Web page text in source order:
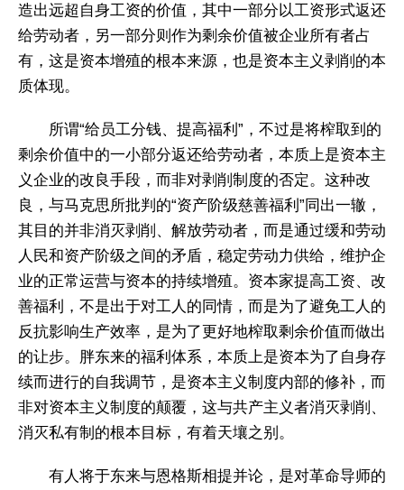
造出远超自身工资的价值，其中一部分以工资形式返还
给劳动者，另一部分则作为剩余价值被企业所有者占
有，这是资本增殖的根本来源，也是资本主义剥削的本
质体现。
所谓“给员工分钱、提高福利”，不过是将榨取到的
剩余价值中的一小部分返还给劳动者，本质上是资本主
义企业的改良手段，而非对剥削制度的否定。这种改
良，与马克思所批判的“资产阶级慈善福利”同出一辙，
其目的并非消灭剥削、解放劳动者，而是通过缓和劳动
人民和资产阶级之间的矛盾，稳定劳动力供给，维护企
业的正常运营与资本的持续增殖。资本家提高工资、改
善福利，不是出于对工人的同情，而是为了避免工人的
反抗影响生产效率，是为了更好地榨取剩余价值而做出
的让步。胖东来的福利体系，本质上是资本为了自身存
续而进行的自我调节，是资本主义制度内部的修补，而
非对资本主义制度的颠覆，这与共产主义者消灭剥削、
消灭私有制的根本目标，有着天壤之别。
有人将于东来与恩格斯相提并论，是对革命导师的